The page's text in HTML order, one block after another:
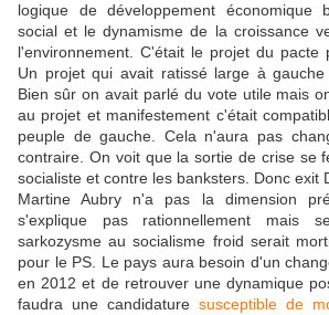
logique de développement
social et le dynamisme de la croissance
l'environnement. C'était le projet du pacte
Un projet qui avait ratissé large à
Bien sûr on avait parlé du vote utile mais
au projet et manifestement c'était
peuple de gauche. Cela n'aura pas
contraire. On voit que la sortie de crise se
socialiste et contre les banksters. Donc exit
Martine Aubry n'a pas la dimension
s'explique pas rationnellement mais
sarkozysme au socialisme froid serait
pour le PS. Le pays aura besoin d'un
en 2012 et de retrouver une dynamique
faudra une candidature susceptible de